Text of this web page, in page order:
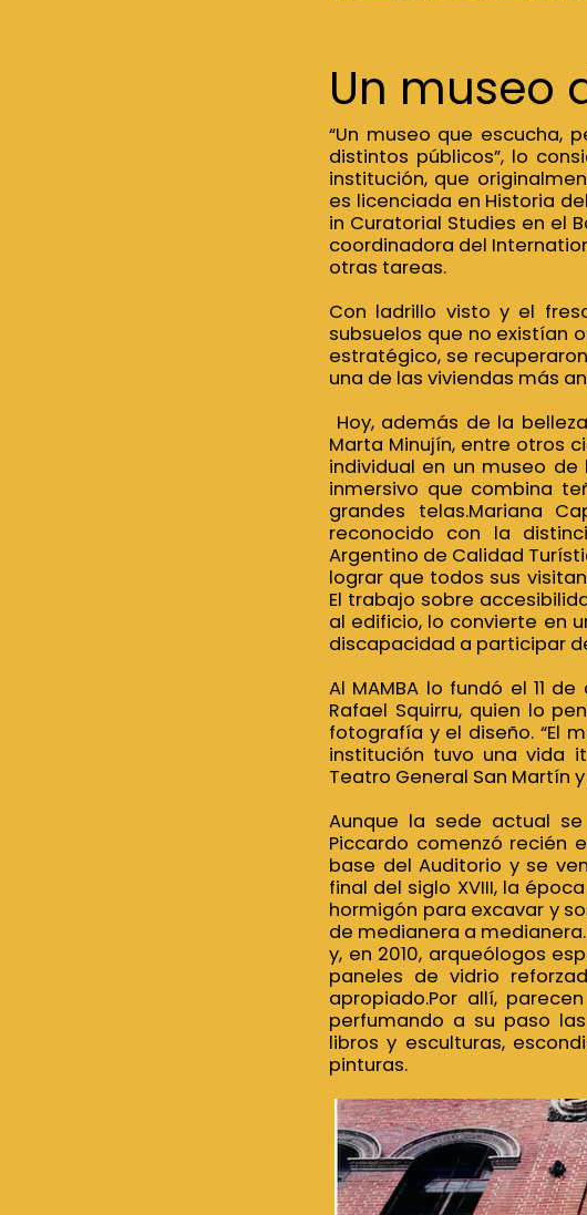
Un museo
“Un museo que escucha,
distintos públicos”, lo
institución, que
es licenciada en Historia
in Curatorial Studies en el
coordinadora del
otras tareas.
Con ladrillo visto y el
subsuelos que no existían
estratégico, se
una de las viviendas más
Hoy, además de la
Marta Minujín, entre otros
individual en un museo de
inmersivo que combina
grandes telas.Mariana
reconocido con la
Argentino de Calidad
lograr que todos sus
El trabajo sobre
al edificio, lo convierte en
discapacidad a participar
Al MAMBA lo fundó el 11
Rafael Squirru, quien lo
fotografía y el diseño. “El
institución tuvo una vida
Teatro General San Martín
Aunque la sede actual
Piccardo comenzó recién
base del Auditorio y se
final del siglo XVIII, la
hormigón para excavar y
de medianera a
y, en 2010, arqueólogos
paneles de vidrio
apropiado.Por allí,
perfumando a su paso
libros y esculturas,
pinturas.